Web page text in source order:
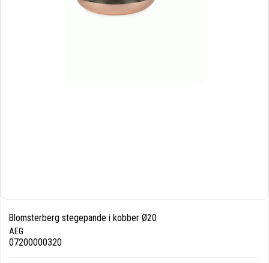
Blomsterberg stegepande i kobber Ø20
AEG
07200000320